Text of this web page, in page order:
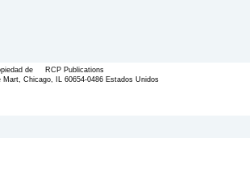
de RCP Publications
Mart, Chicago, IL 60654-0486 Estados Unidos